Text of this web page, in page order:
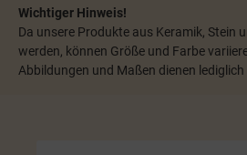
Wichtiger Hinweis!
Da unsere Produkte aus Keramik, Stein
werden, können Größe und Farbe
Abbildungen und Maßen dienen lediglich